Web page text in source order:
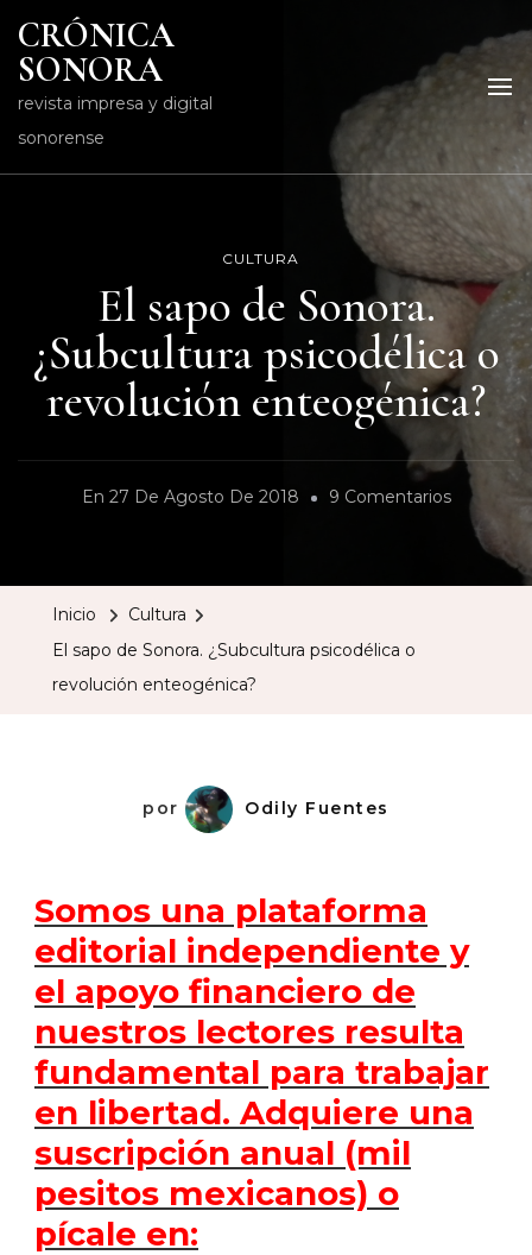
CRÓNICA
SONORA
revista impresa y digital
sonorense
CULTURA
El sapo de Sonora.
¿Subcultura psicodélica o
revolución enteogénica?
En 27 De Agosto De 2018 9 ComentariosEn
Inicio
Cultura
El sapo de Sonora. ¿Subcultura psicodélica o
revolución enteogénica?
por Odily Fuentes
Somos una plataforma
editorial independiente y
el apoyo financiero de
nuestros lectores resulta
fundamental para trabajar
en libertad. Adquiere una
suscripción anual (mil
pesitos mexicanos) o
pícale en: